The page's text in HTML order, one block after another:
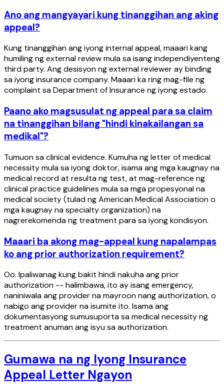
Ano ang mangyayari kung tinanggihan ang aking
appeal?
Kung tinanggihan ang iyong internal appeal, maaari kang
humiling ng external review mula sa isang independiyenteng
third party. Ang desisyon ng external reviewer ay binding
sa iyong insurance company. Maaari ka ring mag-file ng
complaint sa Department of Insurance ng iyong estado.
Paano ako magsusulat ng appeal para sa claim
na tinanggihan bilang "hindi kinakailangan sa
medikal"?
Tumuon sa clinical evidence. Kumuha ng letter of medical
necessity mula sa iyong doktor, isama ang mga kaugnay na
medical record at resulta ng test, at mag-reference ng
clinical practice guidelines mula sa mga propesyonal na
medical society (tulad ng American Medical Association o
mga kaugnay na specialty organization) na
nagrerekomenda ng treatment para sa iyong kondisyon.
Maaari ba akong mag-appeal kung napalampas
ko ang prior authorization requirement?
Oo. Ipaliwanag kung bakit hindi nakuha ang prior
authorization -- halimbawa, ito ay isang emergency,
naniniwala ang provider na mayroon nang authorization, o
nabigo ang provider na isumite ito. Isama ang
dokumentasyong sumusuporta sa medical necessity ng
treatment anuman ang isyu sa authorization.
Gumawa na ng Iyong Insurance
Appeal Letter Ngayon